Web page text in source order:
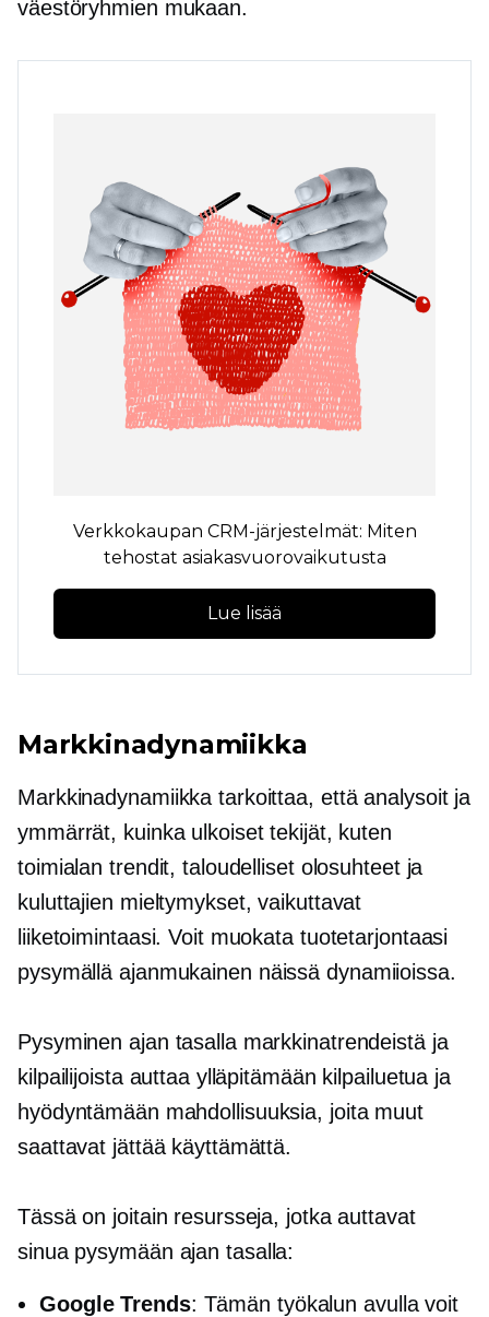
väestöryhmien mukaan.
Verkkokaupan CRM-järjestelmät: Miten
tehostat asiakasvuorovaikutusta
Lue lisää
Markkinadynamiikka
Markkinadynamiikka tarkoittaa, että analysoit ja
ymmärrät, kuinka ulkoiset tekijät, kuten
toimialan trendit, taloudelliset olosuhteet ja
kuluttajien mieltymykset, vaikuttavat
liiketoimintaasi. Voit muokata tuotetarjontaasi
pysymälläajanmukainen näissä dynamiioissa.
Pysyminen ajan tasalla markkinatrendeistä ja
kilpailijoista auttaa ylläpitämään kilpailuetua ja
hyödyntämään mahdollisuuksia, joita muut
saattavat jättää käyttämättä.
Tässä on joitain resursseja, jotka auttavat
sinua pysymään ajan tasalla:
Google Trends: Tämän työkalun avulla voit